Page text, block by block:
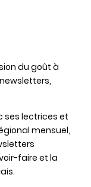
du goût à
ses lectrices et
mensuel,
faire et la